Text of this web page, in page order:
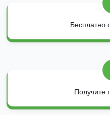
Бесплатно
Получите